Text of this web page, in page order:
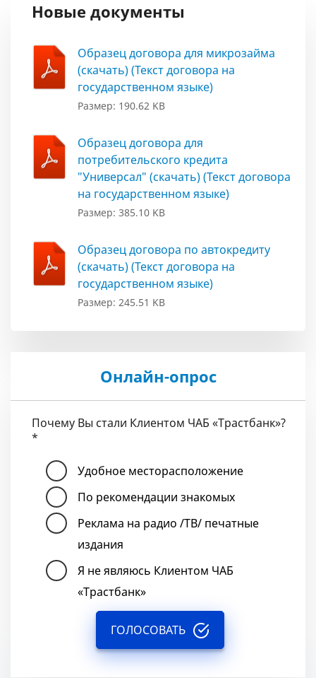
Новые документы
Образец договора для микрозайма
(скачать) (Текст договора на
государственном языке)
Размер: 190.62 KB
Образец договора для
потребительского кредита
"Универсал" (скачать) (Текст договора
на государственном языке)
Размер: 385.10 KB
Образец договора по автокредиту
(скачать) (Текст договора на
государственном языке)
Размер: 245.51 KB
Онлайн-опрос
Почему Вы стали Клиентом ЧАБ «Трастбанк»?
*
Удобное месторасположение
По рекомендации знакомых
Реклама на радио /ТВ/ печатные
издания
Я не являюсь Клиентом ЧАБ
«Трастбанк»
ГОЛОСОВАТЬ